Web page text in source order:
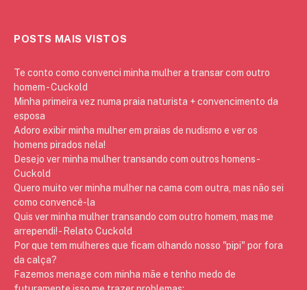
POSTS MAIS VISTOS
Te conto como convenci minha mulher a transar com outro
homem - Cuckold
Minha primeira vez numa praia naturista + convencimento da
esposa
Adoro exibir minha mulher em praias de nudismo e ver os
homens pirados nela!
Desejo ver minha mulher transando com outros homens -
Cuckold
Quero muito ver minha mulher na cama com outra, mas não sei
como convencê-la
Quis ver minha mulher transando com outro homem, mas me
arrependi! - Relato Cuckold
Por que tem mulheres que ficam olhando nosso "pipi" por fora
da calça?
Fazemos menage com minha mãe e tenho medo de